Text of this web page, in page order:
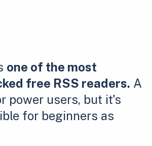
one of the most
free RSS readers. A
power users, but it's
for beginners as